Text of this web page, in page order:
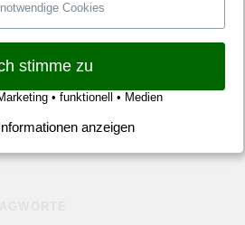
Kommentar-Feed WordPress.org
Cookies
stimme zu
• funktionell • Medien
anzeigen